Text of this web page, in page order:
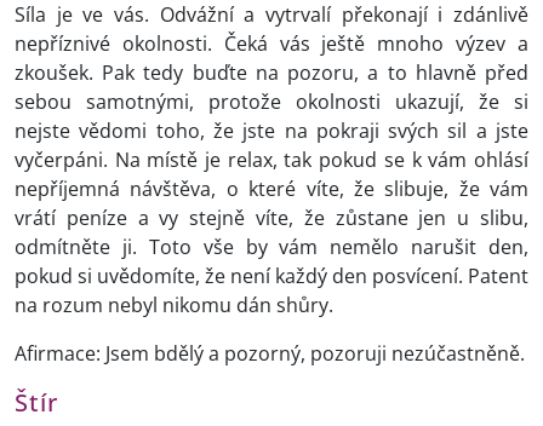
Síla je ve vás. Odvážní a vytrvalí překonají i zdánlivě
nepříznivé okolnosti. Čeká vás ještě mnoho výzev a
zkoušek. Pak tedy buďte na pozoru, a to hlavně před
sebou samotnými, protože okolnosti ukazují, že si
nejste vědomi toho, že jste na pokraji svých sil a jste
vyčerpáni. Na místě je relax, tak pokud se k vám ohlásí
nepříjemná návštěva, o které víte, že slibuje, že vám
vrátí peníze a vy stejně víte, že zůstane jen u slibu,
odmítněte ji. Toto vše by vám nemělo narušit den,
pokud si uvědomíte, že není každý den posvícení. Patent
na rozum nebyl nikomu dán shůry.
Afirmace: Jsem bdělý a pozorný, pozoruji nezúčastněně.
Štír